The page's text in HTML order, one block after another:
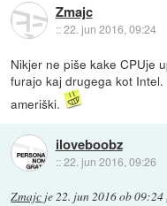
Zmajc
::22. jun 2016, 09:24
Nikjer ne piše kake CPUje
furajo kaj drugega kot
ameriški.
iloveboobz
::22. jun 2016, 09:26
Zmajc je22. jun 2016 ob 09:24